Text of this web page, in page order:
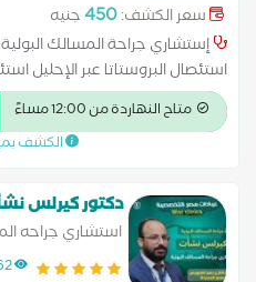
سعر الكشف:450جنيه
إستشاري جراحة المسالك
استئصال البروستاتا عبر الإحليل
البطن استئصال الكلية الغسيل
علاج الاستسقاء عملية البروستاتا
سلس البول غسيل الكلى قطع
متاح النهاردة من 12:00 مساءً
الكشف
دكتور كيرلس
استشاري جراحه